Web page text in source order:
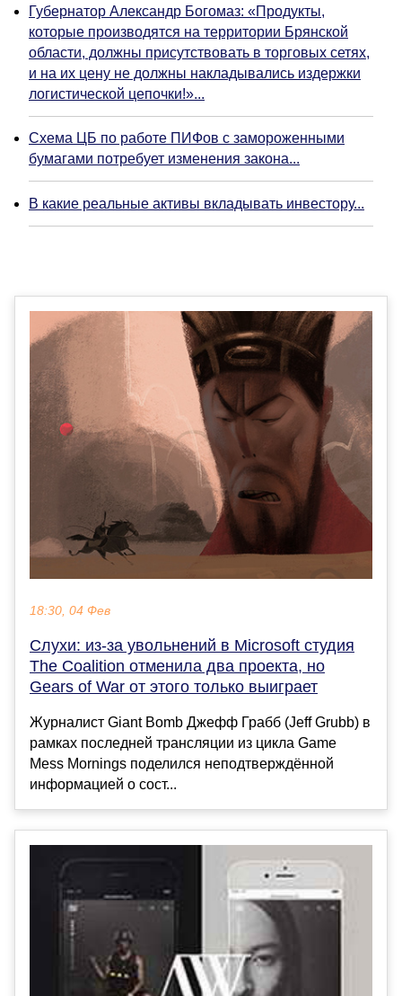
Губернатор Александр Богомаз: «Продукты,
которые производятся на территории Брянской
области, должны присутствовать в торговых сетях,
и на их цену не должны накладывались издержки
логистической цепочки!»...
Схема ЦБ по работе ПИФов с замороженными
бумагами потребует изменения закона...
В какие реальные активы вкладывать инвестору...
18:30, 04 Фев
Слухи: из-за увольнений в Microsoft студия
The Coalition отменила два проекта, но
Gears of War от этого только выиграет
Журналист Giant Bomb Джефф Грабб (Jeff Grubb) в
рамках последней трансляции из цикла Game
Mess Mornings поделился неподтверждённой
информацией о сост...